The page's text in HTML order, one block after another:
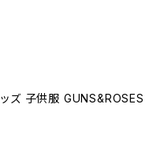
ズ 子供服 GUNS&ROSES